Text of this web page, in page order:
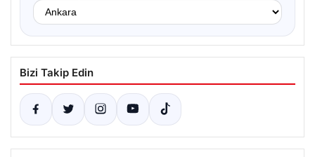
Bizi Takip Edin